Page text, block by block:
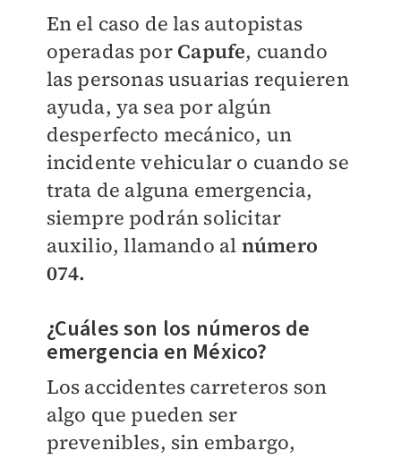
En el caso de las autopistas
operadas por Capufe, cuando
las personas usuarias requieren
ayuda, ya sea por algún
desperfecto mecánico, un
incidente vehicular o cuando se
trata de alguna emergencia,
siempre podrán solicitar
auxilio, llamando al número
074.
¿Cuáles son los números de
emergencia en México?
Los accidentes carreteros son
algo que pueden ser
prevenibles, sin embargo,